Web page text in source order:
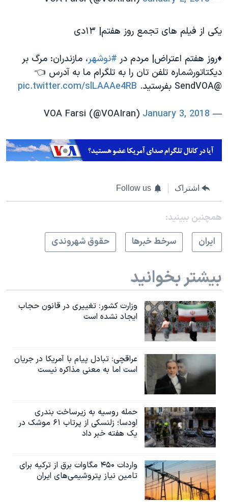
یکی از فیلم های تجمع روز هفتم| ۱۳دی
♦️روز هفتم اعتراض| مردم در #نوشهر، مازندران: مرگ بر
دیکتاتورشماره تلفن تان را به تلگرام ما به آدرس 👈
@SendVOA بفرستید.
pic.twitter.com/slLAAAe4RB
— VOA Farsi (@VOAIran)
January 3, 2018
اشتراک Follow us
همچنبن ببینید:
ايران
سرخط خبرها حقوق شهروندی
بیشتر بخوانید
وزارت کشور: تغییری در قانون حجاب
ایجاد نشده است
عراقچی: تبادل پیام با آمریکا در جریان
است اما به معنی مذاکره نیست
حمله روسیه به زیرساخت بندری
اودسا؛ زلنسکی از پرتاب ۶۱ موشک در
یک هفته خبر داد
واردات ۴۵۰ مگاوات برق از ترکیه برای
تامین نیاز پتروشیمی‌های ایران